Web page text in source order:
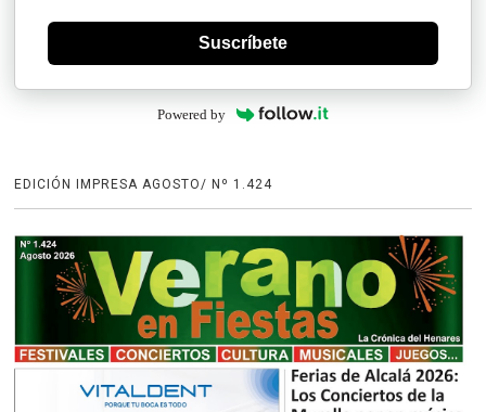
Suscríbete
Powered by
EDICIÓN IMPRESA AGOSTO/ Nº 1.424